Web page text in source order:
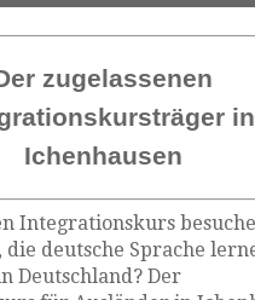
zugelassenen
in
Ichenhausen
Integrationskurs
die deutsche Sprache
Deutschland? Der